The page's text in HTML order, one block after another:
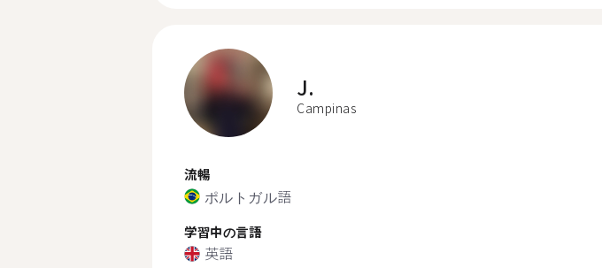
J.
Campinas
流暢
ポルトガル語
学習中の言語
英語